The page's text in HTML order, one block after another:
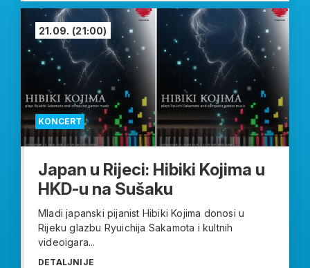
KONCERT
21.09. (21:00)
Japan u Rijeci: Hibiki Kojima u
HKD-u na Sušaku
Mladi japanski pijanist Hibiki Kojima donosi u
Rijeku glazbu Ryuichija Sakamota i kultnih
videoigara...
DETALJNIJE